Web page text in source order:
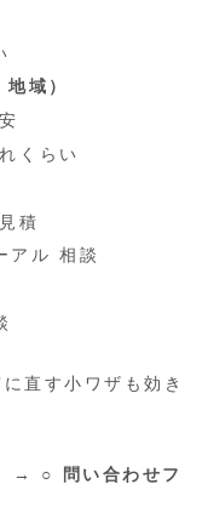
域）
くらい
積
アル 相談
直す小ワザも効き
→ ○ 問い合わせフ